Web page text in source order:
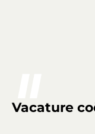
Vacature